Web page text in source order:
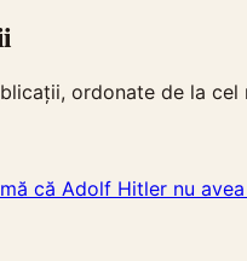
ordonate de la cel
că Adolf Hitler nu